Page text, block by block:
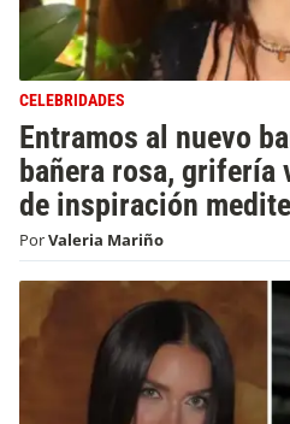
CELEBRIDADES
Entramos al nuevo
bañera rosa, grifería
de inspiración
PorValeria Mariño